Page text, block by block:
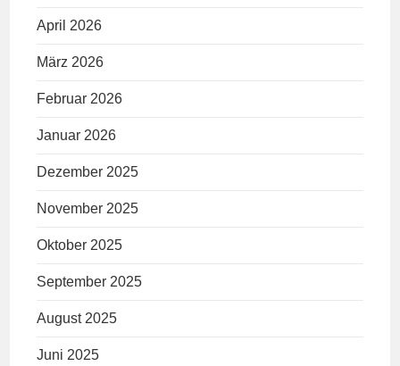
April 2026
März 2026
Februar 2026
Januar 2026
Dezember 2025
November 2025
Oktober 2025
September 2025
August 2025
Juni 2025